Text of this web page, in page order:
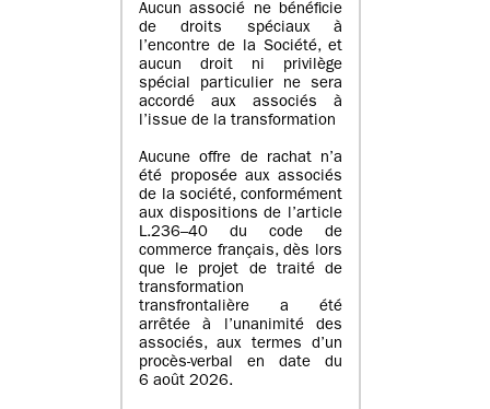
Aucun associé ne bénéficie
de droits spéciaux à
l’encontre de la Société, et
aucun droit ni privilège
spécial particulier ne sera
accordé aux associés à
l’issue de la transformation
Aucune offre de rachat n’a
été proposée aux associés
de la société, conformément
aux dispositions de l’article
L.236–40 du code de
commerce français, dès lors
que le projet de traité de
transformation
transfrontalière a été
arrêtée à l’unanimité des
associés, aux termes d’un
procès-verbal en date du
6 août 2026.